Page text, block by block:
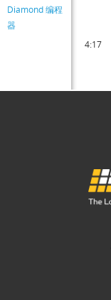
Diamond 编程
器
4:17